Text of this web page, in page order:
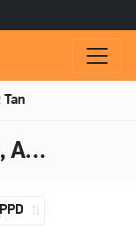
Пиво в стиле Black & Tan, Алкоголь: 4,9 ABV